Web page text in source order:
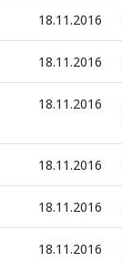
18.11.2016
18.11.2016
18.11.2016
18.11.2016
18.11.2016
18.11.2016